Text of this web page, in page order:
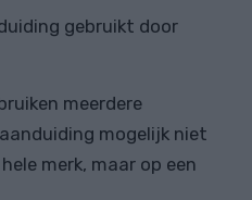
gebruikt door
meerdere
mogelijk niet
merk, maar op een